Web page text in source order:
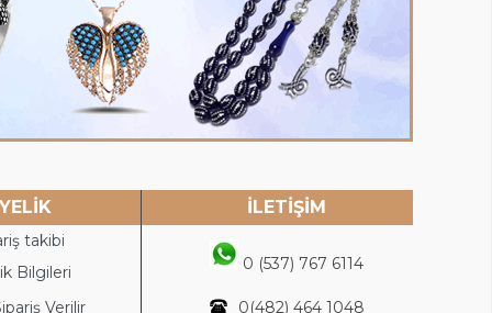
İLETİŞİM
takibi
0 (537) 767 6114
Bilgileri
Verilir 0(482) 464 1048